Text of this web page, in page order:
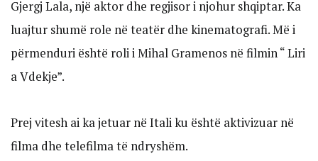
Gjergj Lala, një aktor dhe regjisor i njohur shqiptar. Ka
luajtur shumë role në teatër dhe kinematografi. Më i
përmenduri është roli i Mihal Gramenos në filmin “ Liri
a Vdekje”.
Prej vitesh ai ka jetuar në Itali ku është aktivizuar në
filma dhe telefilma të ndryshëm.